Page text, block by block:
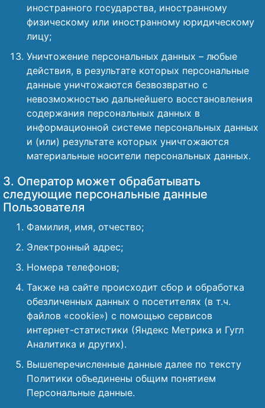
иностранного государства, иностранному
физическому или иностранному юридическому
лицу;
Уничтожение персональных данных – любые
действия, в результате которых персональные
данные уничтожаются безвозвратно с
невозможностью дальнейшего восстановления
содержания персональных данных в
информационной системе персональных данных
и (или) результате которых уничтожаются
материальные носители персональных данных.
3. Оператор может обрабатывать
следующие персональные данные
Пользователя
Фамилия, имя, отчество;
Электронный адрес;
Номера телефонов;
Также на сайте происходит сбор и обработка
обезличенных данных о посетителях (в т.ч.
файлов «cookie») с помощью сервисов
интернет-статистики (Яндекс Метрика и Гугл
Аналитика и других).
Вышеперечисленные данные далее по тексту
Политики объединены общим понятием
Персональные данные.